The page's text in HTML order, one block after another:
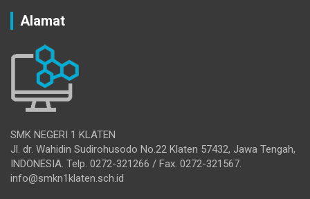
Alamat
SMK NEGERI 1 KLATEN
Jl. dr. Wahidin Sudirohusodo No.22 Klaten 57432, Jawa Tengah,
INDONESIA. Telp. 0272-321266 / Fax. 0272-321567.
info@smkn1klaten.sch.id